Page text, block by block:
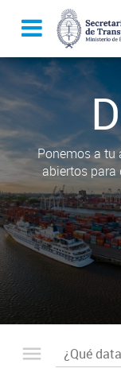
Ponemos a tu
abiertos para